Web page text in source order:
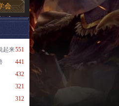
会
551
起来
441
432
321
312